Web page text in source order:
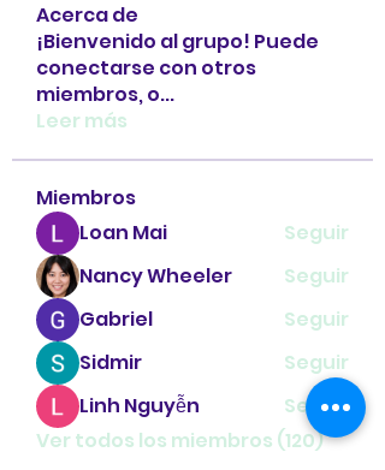
Acerca de
¡Bienvenido al grupo! Puede
conectarse con otros
miembros, o...
Leer más
Miembros
Loan Mai
Seguir
Nancy Wheeler
Seguir
Gabriel
Seguir
Sidmir
Seguir
Linh Nguyễn
Seguir
Ver todos los miembros (120)